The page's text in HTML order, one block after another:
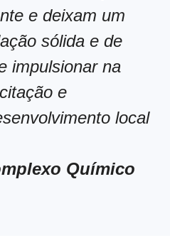
e deixam um
sólida e de
impulsionar na
e
local
Químico